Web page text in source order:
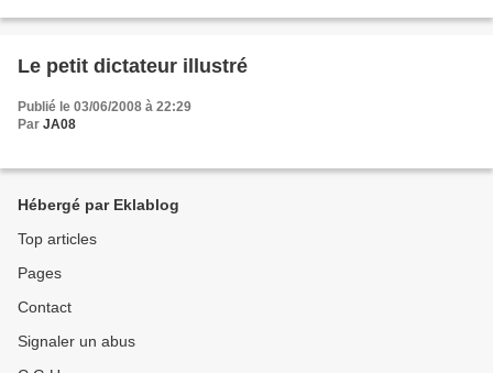
Le petit dictateur illustré
Publié le 03/06/2008 à 22:29
Par JA08
Hébergé par Eklablog
Top articles
Pages
Contact
Signaler un abus